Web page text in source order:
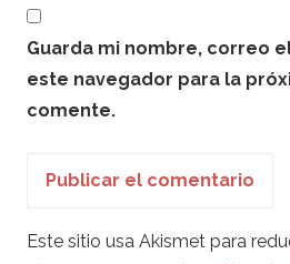
Guarda mi nombre, correo
este navegador para la
comente.
Este sitio usa Akismet para